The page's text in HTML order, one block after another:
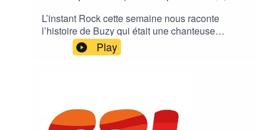
L’instant Rock cette semaine nous raconte
l’histoire de Buzy qui était une chanteuse
française emblématique des années 80, connue
pour ses textes poétiques et sa présence
Play